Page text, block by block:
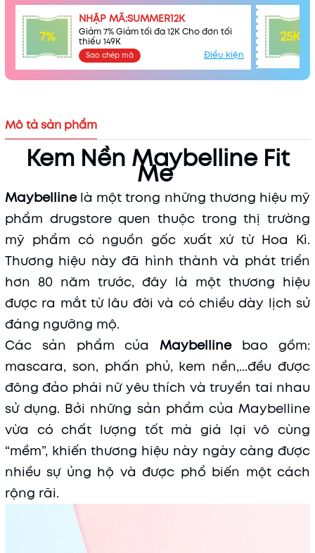
7%
NHẬP MÃ:SUMMER12K
Giảm 7% Giảm tối đa 12K Cho đơn tối
thiểu 149K
Sao chép mã Điều kiện
25K
Mô tả sản phẩm
Kem Nền Maybelline Fit
Me
Maybellinelà một trong những thương hiệu mỹ
phẩm drugstore quen thuộc trong thị trường
mỹ phẩm có nguồn gốc xuất xứ từ Hoa Kì.
Thương hiệu này đã hình thành và phát triển
hơn 80 năm trước, đây là một thương hiệu
được ra mắt từ lâu đời và có chiều dày lịch sử
đáng ngưỡng mộ.
Các sản phẩm củaMaybellinebao gồm:
mascara, son, phấn phủ, kem nền,...đều được
đông đảo phái nữ yêu thích và truyền tai nhau
sử dụng. Bởi những sản phẩm của Maybelline
vừa có chất lượng tốt mà giá lại vô cùng
“mềm”, khiến thương hiệu này ngày càng được
nhiều sự ủng hộ và được phổ biến một cách
rộng rãi.